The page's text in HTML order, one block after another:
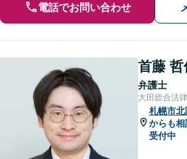
電話でお問い合わせ
首藤 哲
弁護士
大田総合法
札幌市北
からも相
受付中